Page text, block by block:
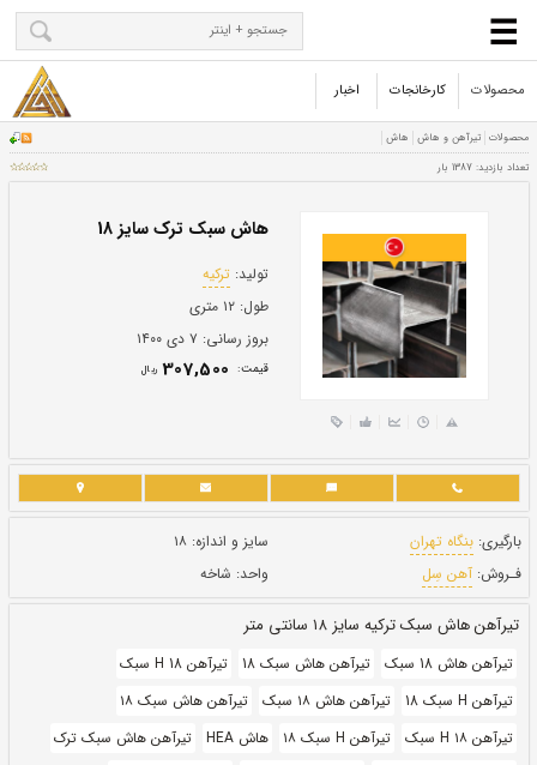
محصولات کارخانجات اخبار
هاش سبک ترک سایز 18
طول:۱۲ متری
بروز رسانی:
قيمت: 307,500